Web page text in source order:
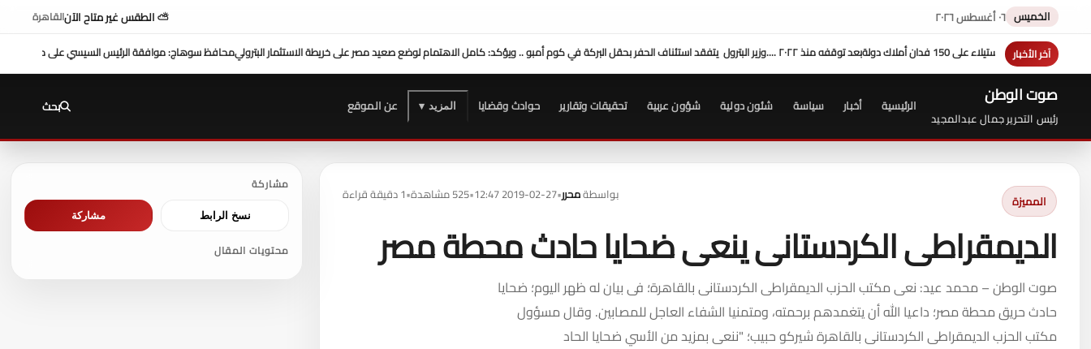
الخميس ٠٦ أغسطس ٢٠٢٦ ⛅ الطقس غير متاح الآنالقاهرة
آخر الأخبار
محافظ سوهاج: موافقة الرئيس السيسي على منحة 10 ملايين دولار تعزز التنمية بالمحافظة بعد توقفه منذ ٢٠٢٢ ....وزير البترول يتفقد استئناف الحفر بحقل البركة في كوم أمبو .. ويؤكد: كامل الاهتمام لوضع صعيد مصر على خريطة الاستثمار البترولي
صوت الوطن
رئيس التحرير جمال عبدالمجيد
الرئيسية أخبار سياسة شئون دولية شؤون عربية تحقيقات وتقارير حوادث وقضايا المزيد ▾ عن الموقع بحث
المميزة بواسطةمحرر•
2019-02-27 12:47
•525 مشاهدة •1 دقيقة قراءة
الديمقراطى الكردستانى ينعى ضحايا حادث محطة مصر
صوت الوطن – محمد عيد: نعى مكتب الحزب الديمقراطى الكردستانى بالقاهرة؛ فى بيان له ظهر اليوم؛ ضحايا
حادث حريق محطة مصر؛ داعيا الله أن يتغمدهم برحمته، ومتمنيا الشفاء العاجل للمصابين. وقال مسؤول
مكتب الحزب الديمقراطى الكردستانى بالقاهرة شيركو حبيب؛ "ننعى بمزيد من الأسي ضحايا الحاد
مشاركة
نسخ الرابط مشاركة
محتويات المقال